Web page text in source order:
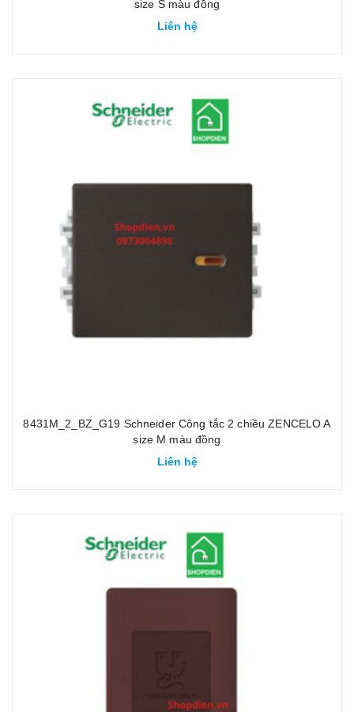
size S màu đồng
Liên hệ
8431M_2_BZ_G19 Schneider Công tắc 2 chiều ZENCELO A
size M màu đồng
Liên hệ